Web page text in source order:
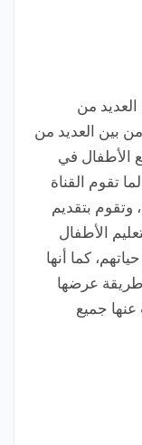
العديد من
من بين العديد من
الأطفال في
تقوم القناة
وتقوم بتقديم
الأطفال
كما أنها
طريقة عرضها
عنها جميع